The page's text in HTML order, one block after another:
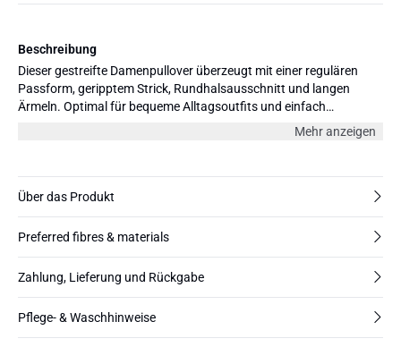
Beschreibung
Dieser gestreifte Damenpullover überzeugt mit einer regulären
Passform, geripptem Strick, Rundhalsausschnitt und langen
Ärmeln. Optimal für bequeme Alltagsoutfits und einfach
Mehr anzeigen
Über das Produkt
Preferred fibres & materials
Zahlung, Lieferung und Rückgabe
Pflege- & Waschhinweise